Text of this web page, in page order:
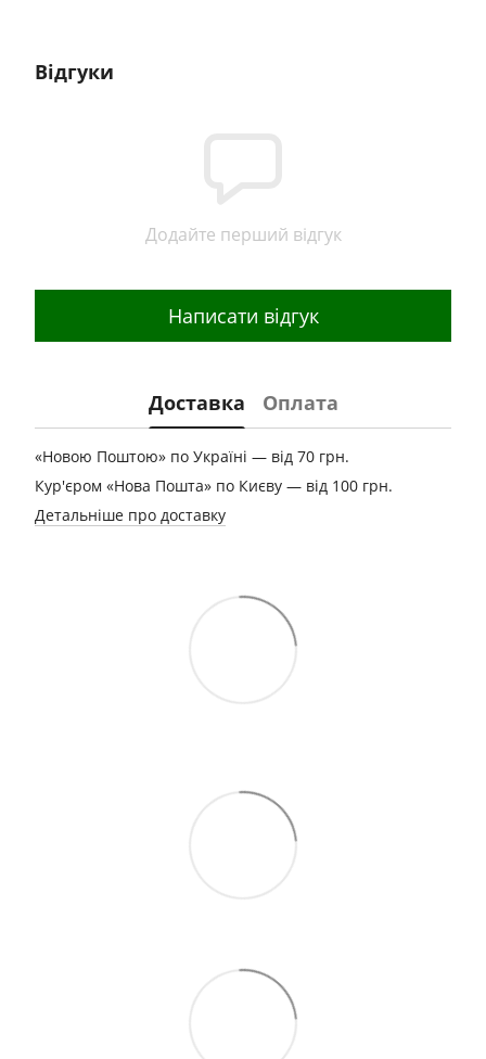
Відгуки
Додайте перший відгук
Написати відгук
Доставка Оплата
«Новою Поштою» по Україні — від 70 грн.
Кур'єром «Нова Пошта» по Києву — від 100 грн.
Детальніше про доставку